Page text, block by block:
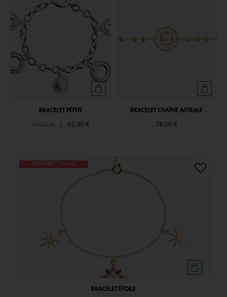
BRACELET PÉPITE
Price reduced from
89,00 € 62,30 €
BRACELET CHAÎNE ASTRALE
78,00 €
DERNIÈRE CHANCE
BRACELET ÉTOILE